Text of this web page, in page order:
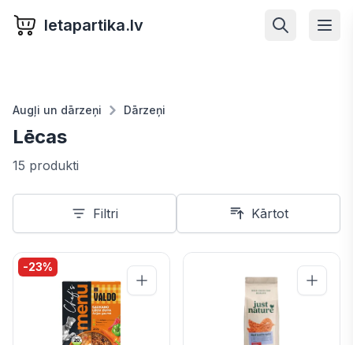
letapartika.lv
Augļi un dārzeņi Dārzeņi
Lēcas
15 produkti
Filtri Kārtot
-23%